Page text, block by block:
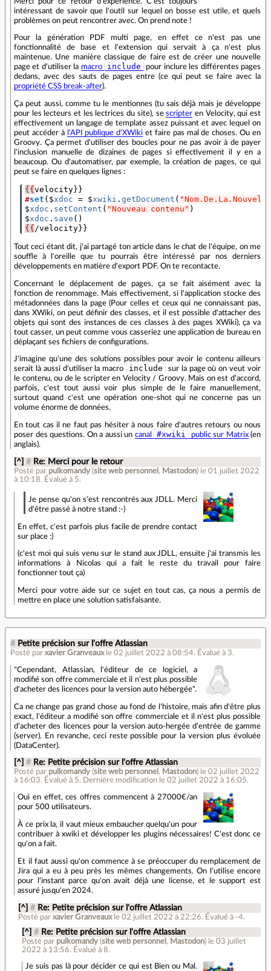
intéressant de savoir que l'outil sur lequel on bosse est utile, et quels
problèmes on peut rencontrer avec. On prend note !
Pour la génération PDF multi page, en effet ce n'est pas une
fonctionnalité de base et l'extension qui servait à ça n'est plus
maintenue. Une manière classique de faire est de créer une nouvelle
page et d'utiliser la macro include
pour inclure les différentes pages
dedans, avec des sauts de pages entre (ce qui peut se faire avec la
propriété CSS break-after).
Ça peut aussi, comme tu le mentionnes (tu sais déjà mais je développe
pour les lecteurs et les lectrices du site), sescripter en Velocity, qui est
effectivement un langage de template assez puissant et avec lequel on
peut accéder à l'API publique d'XWiki et faire pas mal de choses. Ou en
Groovy. Ça permet d'utiliser des boucles pour ne pas avoir à de payer
l'inclusion manuelle de dizaines de pages si effectivement il y en a
beaucoup. Ou d'automatiser, par exemple, la création de pages, ce qui
peut se faire en quelques lignes :
{{ velocity}}
#set ($xdoc = $xwiki . getDocument (
$xdoc . setContent ( "Nouveau contenu" )
$xdoc . save ()
{{ /velocity}}
Tout ceci étant dit, j'ai partagé ton article dans le chat de l'équipe, on me
souffle à l'oreille que tu pourrais être intéressé par nos derniers
développements en matière d'export PDF. On te recontacte.
Concernant le déplacement de pages, ça se fait aisément avec la
fonction de renommage. Mais effectivement, si l'application stocke des
métadonnées dans la page (Pour celles et ceux qui ne connaissant pas,
dans XWiki, on peut définir des classes, et il est possible d'attacher des
objets qui sont des instances de ces classes à des pages XWiki), ça va
tout casser, un peut comme vous casseriez une application de bureau en
déplaçant ses fichiers de configurations.
J'imagine qu'une des solutions possibles pour avoir le contenu ailleurs
serait là aussi d'utiliser la macro
include
sur la page où on veut voir
le contenu, ou de le scripter en Velocity / Groovy. Mais on est d'accord,
parfois, c'est tout aussi voir plus simple de le faire manuellement,
surtout quand c'est une opération one-shot qui ne concerne pas un
volume énorme de données.
En tout cas il ne faut pas hésiter à nous faire d'autres retours ou nous
poser des questions. On a aussi un canal #xwiki public sur Matrix(en
anglais).
[^] # Re: Merci pour le retour
Posté par pulkomandy (site web personnel , Mastodon) le 01 juillet 2022
à 10:18. Évalué à 5.
Je pense qu'on s'est rencontrés aux JDLL. Merci
d'être passé à notre stand :-)
En effet, c'est parfois plus facile de prendre contact
sur place :)
(c'est moi qui suis venu sur le stand aux JDLL, ensuite j'ai transmis les
informations à Nicolas qui a fait le reste du travail pour faire
fonctionner tout ça)
Merci pour votre aide sur ce sujet en tout cas, ça nous a permis de
mettre en place une solution satisfaisante.
# Petite précision sur l'offre Atlassian
Posté par xavier Granveaux le 02 juillet 2022 à 08:54. Évalué à 3.
"Cependant, Atlassian, l'éditeur de ce logiciel, a
modifié son offre commerciale et il n'est plus possible
d'acheter des licences pour la version auto hébergée".
Ca ne change pas grand chose au fond de l'histoire, mais afin d'être plus
exact, l'éditeur a modifié son offre commerciale et il n'est plus possible
d'acheter des licences pour la version auto-hergée d'entrée de gamme
(server). En revanche, ceci reste possible pour la version plus évoluée
(DataCenter).
[^] # Re: Petite précision sur l'offre Atlassian
Posté par pulkomandy (site web personnel , Mastodon) le 02 juillet 2022
à 16:03. Évalué à 5. Dernière modification le 02 juillet 2022 à 16:05.
Oui en effet, ces offres commencent à 27000€/an
pour 500 utilisateurs.
À ce prix la, il vaut mieux embaucher quelqu'un pour
contribuer à xwiki et développer les plugins nécessaires! C'est donc ce
qu'on a fait.
Et il faut aussi qu'on commence à se préoccuper du remplacement de
Jira qui a eu à peu près les mêmes changements. On l'utilise encore
pour l'instant parce qu'on avait déjà une license, et le support est
assuré jusqu'en 2024.
[^] # Re: Petite précision sur l'offre Atlassian
Posté par xavier Granveaux le 02 juillet 2022 à 22:26. Évalué à -4.
[^] # Re: Petite précision sur l'offre Atlassian
Posté par pulkomandy (site web personnel , Mastodon) le 03 juillet
2022 à 13:56. Évalué à8.
Je suis pas là pour décider ce qui est Bien ou Mal.